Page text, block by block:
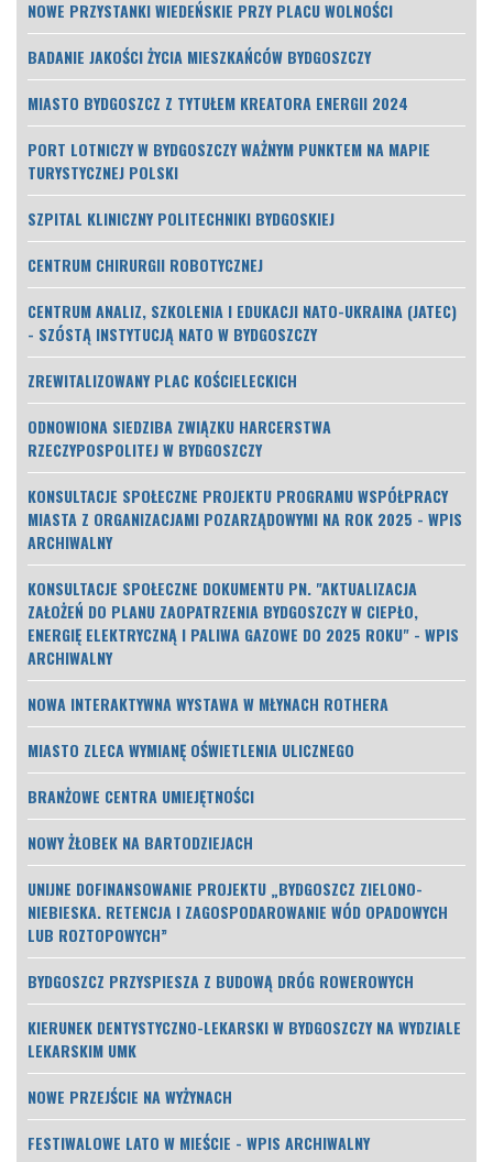
NOWE PRZYSTANKI WIEDEŃSKIE PRZY PLACU WOLNOŚCI
BADANIE JAKOŚCI ŻYCIA MIESZKAŃCÓW BYDGOSZCZY
MIASTO BYDGOSZCZ Z TYTUŁEM KREATORA ENERGII 2024
PORT LOTNICZY W BYDGOSZCZY WAŻNYM PUNKTEM NA MAPIE
TURYSTYCZNEJ POLSKI
SZPITAL KLINICZNY POLITECHNIKI BYDGOSKIEJ
CENTRUM CHIRURGII ROBOTYCZNEJ
CENTRUM ANALIZ, SZKOLENIA I EDUKACJI NATO-UKRAINA (JATEC)
- SZÓSTĄ INSTYTUCJĄ NATO W BYDGOSZCZY
ZREWITALIZOWANY PLAC KOŚCIELECKICH
ODNOWIONA SIEDZIBA ZWIĄZKU HARCERSTWA
RZECZYPOSPOLITEJ W BYDGOSZCZY
KONSULTACJE SPOŁECZNE PROJEKTU PROGRAMU WSPÓŁPRACY
MIASTA Z ORGANIZACJAMI POZARZĄDOWYMI NA ROK 2025 - WPIS
ARCHIWALNY
KONSULTACJE SPOŁECZNE DOKUMENTU PN. "AKTUALIZACJA
ZAŁOŻEŃ DO PLANU ZAOPATRZENIA BYDGOSZCZY W CIEPŁO,
ENERGIĘ ELEKTRYCZNĄ I PALIWA GAZOWE DO 2025 ROKU" - WPIS
ARCHIWALNY
NOWA INTERAKTYWNA WYSTAWA W MŁYNACH ROTHERA
MIASTO ZLECA WYMIANĘ OŚWIETLENIA ULICZNEGO
BRANŻOWE CENTRA UMIEJĘTNOŚCI
NOWY ŻŁOBEK NA BARTODZIEJACH
UNIJNE DOFINANSOWANIE PROJEKTU „BYDGOSZCZ ZIELONO-
NIEBIESKA. RETENCJA I ZAGOSPODAROWANIE WÓD OPADOWYCH
LUB ROZTOPOWYCH”
BYDGOSZCZ PRZYSPIESZA Z BUDOWĄ DRÓG ROWEROWYCH
KIERUNEK DENTYSTYCZNO-LEKARSKI W BYDGOSZCZY NA WYDZIALE
LEKARSKIM UMK
NOWE PRZEJŚCIE NA WYŻYNACH
FESTIWALOWE LATO W MIEŚCIE - WPIS ARCHIWALNY